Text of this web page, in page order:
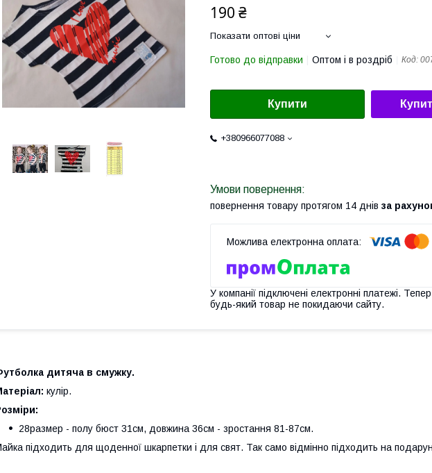
190 ₴
Показати оптові ціни
Готово до відправки Оптом і в роздріб Код:
Купити
+380966077088
повернення товару протягом 14 днів за
У компанії підключені електронні платежі.
будь-який товар не покидаючи сайту.
дитяча в смужку.
кулір.
28размер - полу бюст 31см, довжина 36см - зростання 81-87см.
підходить для щоденної шкарпетки і для свят. Так само відмінно підходить на